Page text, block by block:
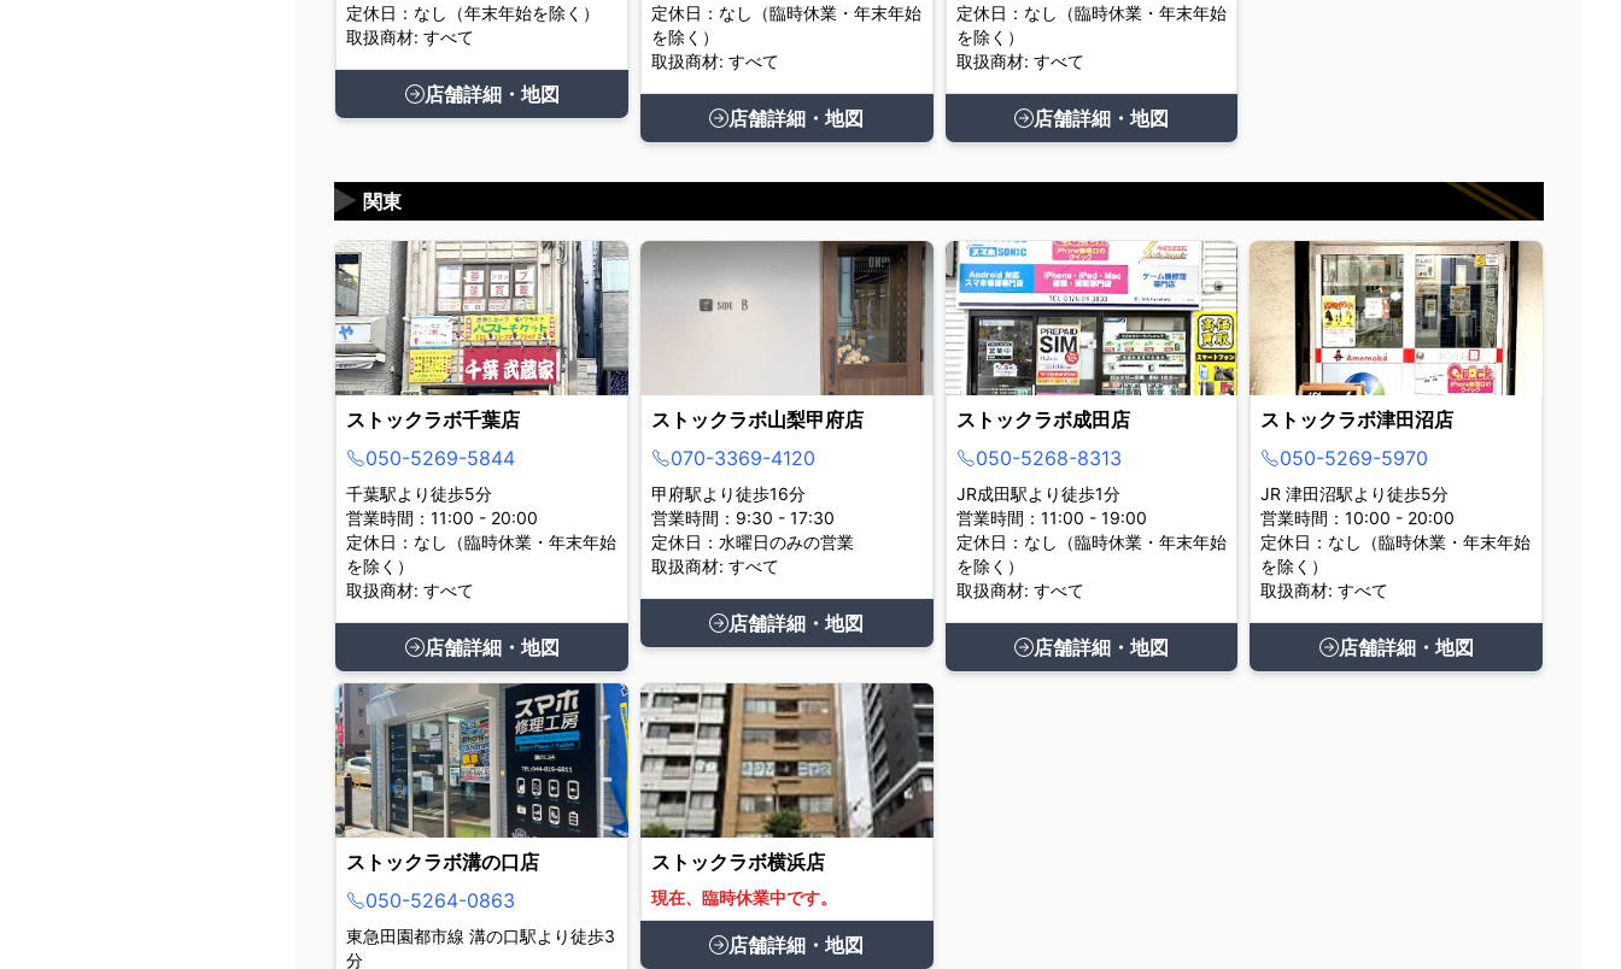
定休日：なし（年末年始を除く）
取扱商材: すべて
店舗詳細・地図
定休日：なし（臨時休業・年末年始
を除く）
取扱商材: すべて
店舗詳細・地図
定休日：なし（臨時休業・年末年始
を除く）
取扱商材: すべて
店舗詳細・地図
関東
▶
ストックラボ千葉店
050-5269-5844
千葉駅より徒歩5分
営業時間：11:00 - 20:00
定休日：なし（臨時休業・年末年始
を除く）
取扱商材: すべて
店舗詳細・地図
ストックラボ山梨甲府店
070-3369-4120
甲府駅より徒歩16分
営業時間：9:30 - 17:30
定休日：水曜日のみの営業
取扱商材: すべて
店舗詳細・地図
ストックラボ成田店
050-5268-8313
JR成田駅より徒歩1分
営業時間：11:00 - 19:00
定休日：なし（臨時休業・年末年始
を除く）
取扱商材: すべて
店舗詳細・地図
ストックラボ津田沼店
050-5269-5970
JR 津田沼駅より徒歩5分
営業時間：10:00 - 20:00
定休日：なし（臨時休業・年末年始
を除く）
取扱商材: すべて
店舗詳細・地図
ストックラボ溝の口店
050-5264-0863
東急田園都市線 溝の口駅より徒歩3
分
ストックラボ横浜店
現在、臨時休業中です。
店舗詳細・地図